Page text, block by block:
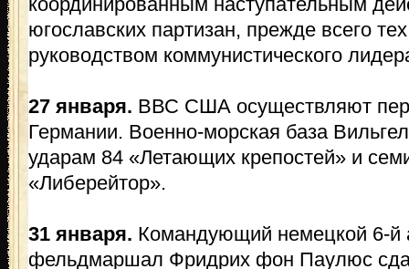
югославских партизан, прежде всего
руководством коммунистического
27 января. ВВС США осуществляют
Германии. Военно-морская база
ударам 84 «Летающих крепостей» и
«Либерейтор».
31 января. Командующий немецкой 6-й
фельдмаршал Фридрих фон Паулюс